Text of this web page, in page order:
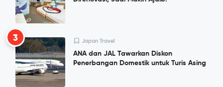
3 Japan Travel
ANA dan JAL Tawarkan Diskon
Penerbangan Domestik untuk Turis Asing